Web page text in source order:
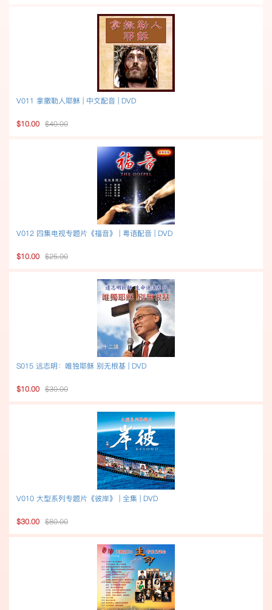
V011 拿撒勒人耶穌 | 中文配音 | DVD
$10.00 $40.00
V012 四集电视专题片《福音》 | 粤语配音 | DVD
$10.00 $25.00
S015 远志明：唯独耶稣 别无根基 | DVD
$10.00 $30.00
V010 大型系列专题片《彼岸》 | 全集 | DVD
$30.00 $80.00